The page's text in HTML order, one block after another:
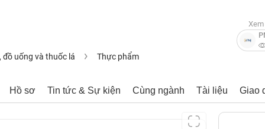
đồ uống và thuốc lá Thực phẩm
Hồ sơ Tin tức & Sự kiện Cùng ngành Tài liệu Giao